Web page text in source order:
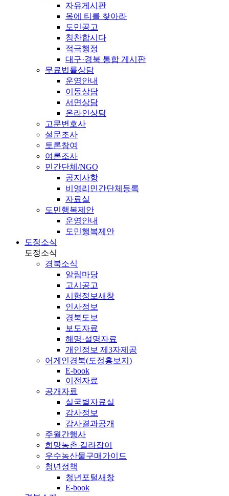
자유게시판
옥에 티를 찾아라
도민공고
칭찬합시다
적극행정
대구·경북 통합 게시판
무료법률상담
운영안내
이동상담
서면상담
온라인상담
고문변호사
설문조사
토론참여
여론조사
민간단체/NGO
공지사항
비영리민간단체등록
자료실
도민행복제안
운영안내
도민행복제안
도정소식
도정소식
경북소식
알림마당
고시공고
시험정보새창
인사정보
경북도보
보도자료
해명·설명자료
개인정보 제3자제공
어게인경북(도정홍보지)
E-book
이전자료
공개자료
실국별자료실
감사정보
감사결과공개
주월간행사
희망농촌 길라잡이
우수농산물구매가이드
청년정책
청년포털새창
E-book